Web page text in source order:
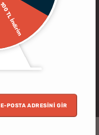
100 TL İndirim
E-POSTA ADRESINI GIR